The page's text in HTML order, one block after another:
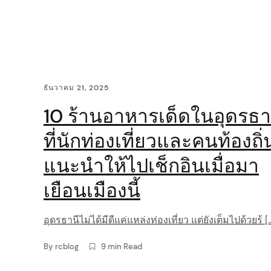
t
i
o
n
C
o
n
t
e
n
t
ธันวาคม 21, 2025
10 ร้านอาหารเด็ดในอุดรธ
ที่นักท่องเที่ยวและคนท้องถิ่
แนะนำให้ไปเช็กอินเมื่อมา
เยือนเมืองนี้
อุดรธานีไม่ได้มีดีแค่แหล่งท่องเที่ยว แต่ยังเต็มไปด้วยร้
By rcblog 9 min Read